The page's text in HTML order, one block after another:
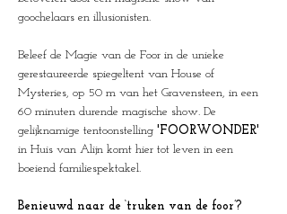
goochelaars en illusionisten.
Beleef de Magie van de Foor in de unieke
gerestaureerde spiegeltent van House of
Mysteries, op 50 m van het Gravensteen, in een
60 minuten durende magische show. De
gelijknamige tentoonstelling 'FOORWONDER'
in Huis van Alijn komt hier tot leven in een
boeiend familiespektakel.
Benieuwd naar de ‘truken van de foor’?